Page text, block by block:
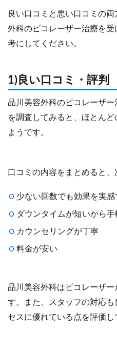
良い口コミと悪い口コミの
外科のピコレーザー治療を
考にしてください。
1)良い口コミ・評判
品川美容外科のピコレーザー
を調査してみると、ほとん
ようです。
口コミの内容をまとめると、
少ない回数でも効果を実感
ダウンタイムが短いから
カウンセリングが丁寧
料金が安い
品川美容外科はピコレーザ
す。また、スタッフの対応
セスに優れている点を評価し